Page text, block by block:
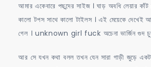
আমার একেবারে পছন্দের সাইজ । ঘাড় অবধি লেয়ার
কালো টপস সাথে কালো টাইলস । এই মেয়েকে দেখেই
গেল । unknown girl fuck অচেনা ভার্জিন গুদ
আর সে যখন কথা বলল তখন যেন সারা গাড়ী জুড়ে